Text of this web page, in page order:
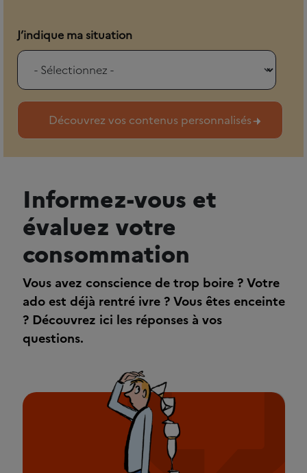
J’indique ma situation
Informez-vous et
évaluez votre
consommation
Vous avez conscience de trop boire ? Votre
ado est déjà rentré ivre ? Vous êtes enceinte
? Découvrez ici les réponses à vos
questions.